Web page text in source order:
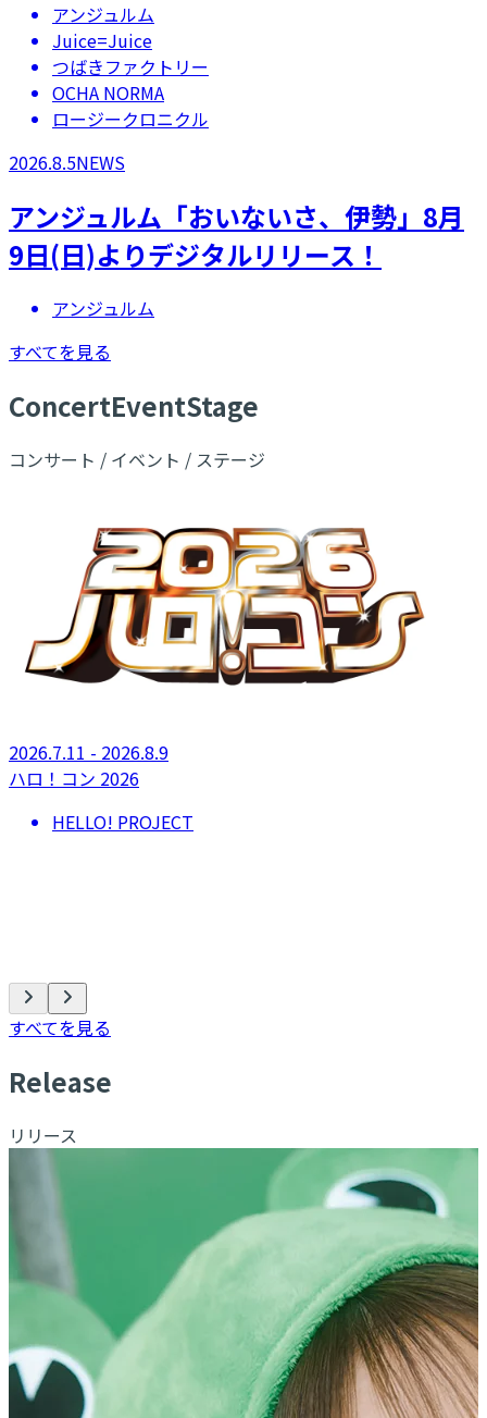
アンジュルム
Juice=Juice
つばきファクトリー
OCHA NORMA
ロージークロニクル
2026.8.5NEWS
アンジュルム「おいないさ、伊勢」8月
9日(日)よりデジタルリリース！
アンジュルム
すべてを見る
ConcertEventStage
コンサート / イベント / ステージ
2026.7.11 - 2026.8.9
ハロ！コン 2026
HELLO! PROJECT
すべてを見る
Release
リリース